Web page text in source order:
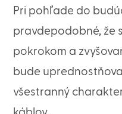
Pri pohľade do
pravdepodobné, že
pokrokom a
bude
všestranný